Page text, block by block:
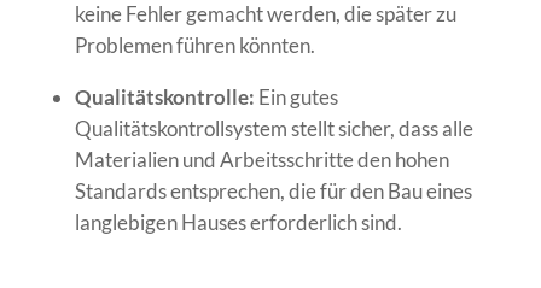
keine Fehler gemacht werden, die später zu
Problemen führen könnten.
Qualitätskontrolle: Ein gutes
Qualitätskontrollsystem stellt sicher, dass alle
Materialien und Arbeitsschritte den hohen
Standards entsprechen, die für den Bau eines
langlebigen Hauses erforderlich sind.